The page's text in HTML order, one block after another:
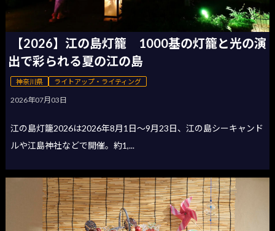
【2026】江の島灯籠 1000基の灯籠と光の演
出で彩られる夏の江の島
神奈川県 ライトアップ・ライティング
2026年07月03日
江の島灯籠2026は2026年8月1日〜9月23日、江の島シーキャンド
ルや江島神社などで開催。約1,...